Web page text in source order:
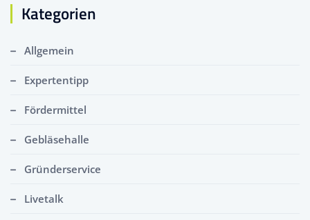
Kategorien
Allgemein
Expertentipp
Fördermittel
Gebläsehalle
Gründerservice
Livetalk